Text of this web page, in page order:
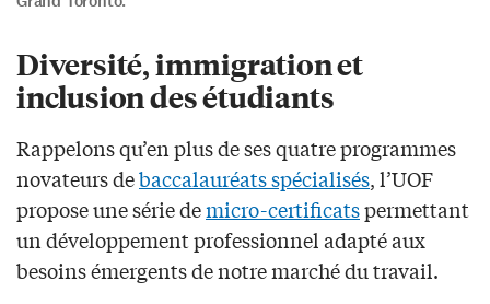
Diversité, immigration et
inclusion des étudiants
Rappelons qu’en plus de ses quatre programmes
novateurs debaccalauréats spécialisés, l’UOF
propose une série demicro-certificatspermettant
un développement professionnel adapté aux
besoins émergents de notre marché du travail.